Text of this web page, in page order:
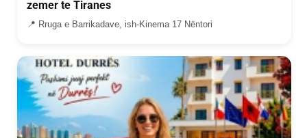
zemer te Tiranes
📍 Rruga e Barrikadave, ish-Kinema 17 Nëntori